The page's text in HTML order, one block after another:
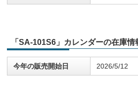
「SA-101S6」カレンダーの在庫情
今年の販売開始日 2026/5/12